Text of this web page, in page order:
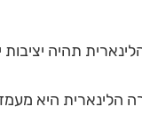
תהיה יציבות
הלינארית היא